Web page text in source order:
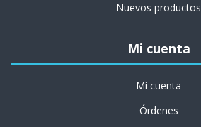
Nuevos productos
Mi cuenta
Mi cuenta
Órdenes